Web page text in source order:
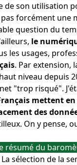
de son utilisation
forcément une
question du
le
les usages,
. Par extension,
niveau depuis
"trop risqué".
mettent
des
On y pense,
résumé du
sélection de la